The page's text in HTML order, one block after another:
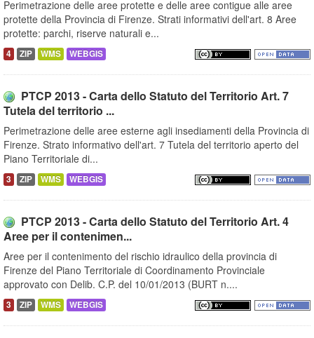
Perimetrazione delle aree protette e delle aree contigue alle aree
protette della Provincia di Firenze. Strati informativi dell'art. 8 Aree
protette: parchi, riserve naturali e...
4 ZIP WMS WEBGIS
PTCP 2013 - Carta dello Statuto del Territorio Art. 7
Tutela del territorio ...
Perimetrazione delle aree esterne agli insediamenti della Provincia di
Firenze. Strato informativo dell'art. 7 Tutela del territorio aperto del
Piano Territoriale di...
3 ZIP WMS WEBGIS
PTCP 2013 - Carta dello Statuto del Territorio Art. 4
Aree per il contenimen...
Aree per il contenimento del rischio idraulico della provincia di
Firenze del Piano Territoriale di Coordinamento Provinciale
approvato con Delib. C.P. del 10/01/2013 (BURT n....
3 ZIP WMS WEBGIS